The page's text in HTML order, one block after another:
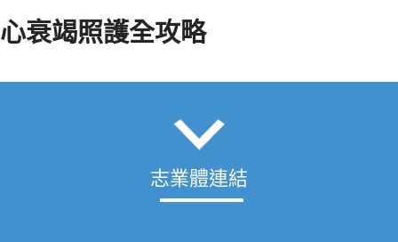
心衰竭照護全攻略
志業體連結